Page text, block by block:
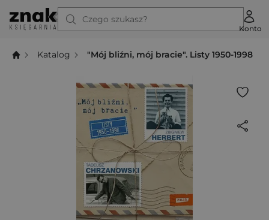
Czego szukasz?
Konto
Katalog "Mój bliźni, mój bracie". Listy 1950-1998